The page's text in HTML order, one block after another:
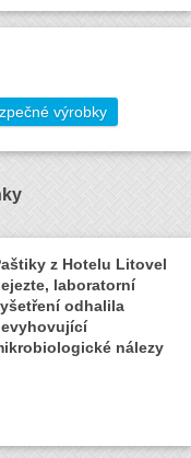
výrobky
z Hotelu Litovel
laboratorní
odhalila
nálezy